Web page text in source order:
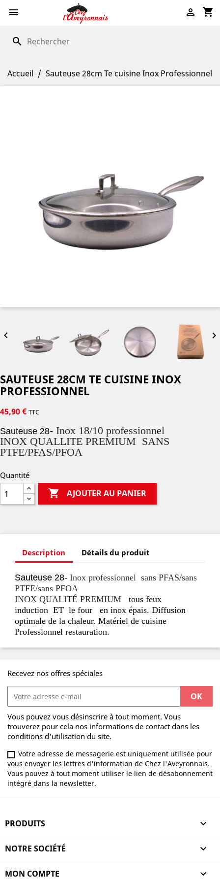
 shopping_cart

search
Accueil Sauteuse 28cm Te cuisine Inox Professionnel
 
SAUTEUSE 28CM TE CUISINE INOX
PROFESSIONNEL
45,90 € TTC
Sauteuse 28- Inox 18/10 professionnel
INOX QUALLITE PREMIUM SANS
PTFE/PFAS/PFOA
Quantité
 AJOUTER AU PANIER
Description Détails du produit
Sauteuse 28- Inox professionnel sans PFAS/sans
PTFE/sans PFOA
INOX QUALITÉ PREMIUM
tous feux
induction ET le four
en inox épais. Diffusion
optimale de la chaleur. Matériel de cuisine
Professionnel restauration.
Recevez nos offres spéciales
Vous pouvez vous désinscrire à tout moment. Vous
trouverez pour cela nos informations de contact dans les
conditions d'utilisation du site.
Votre adresse de messagerie est uniquement utilisée pour
vous envoyer les lettres d'information de Chez l'Aveyronnais.
Vous pouvez à tout moment utiliser le lien de désabonnement
intégré dans la newsletter.
PRODUITS 
NOTRE SOCIÉTÉ 
MON COMPTE 